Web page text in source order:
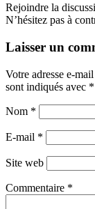
Rejoindre la
N’hésitez pas à
Laisser un
Votre adresse e-
sont indiqués avec *
Nom *
E-mail *
Site web
Commentaire *